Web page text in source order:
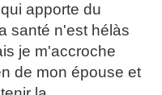
apporte du
santé n'est hélàs
je m'accroche
de mon épouse et